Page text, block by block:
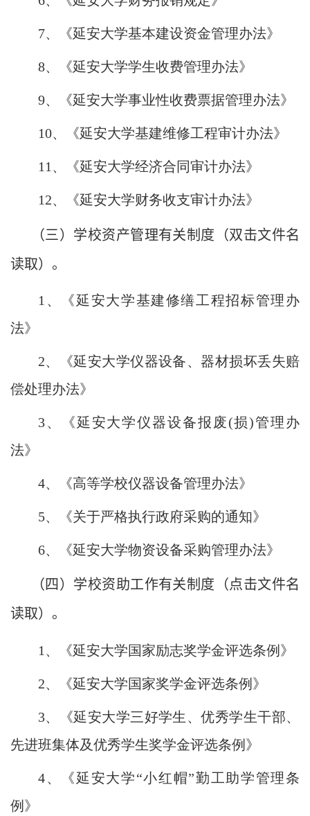
7、《延安大学基本建设资金管理办法》
8、《延安大学学生收费管理办法》
9、《延安大学事业性收费票据管理办法》
10、《延安大学基建维修工程审计办法》
11 、《延安大学经济合同审计办法》
12、《延安大学财务收支审计办法》
（三）学校资产管理有关制度（双击文件名
读取）。
1 、《延安大学基建修缮工程招标管理办
法》
2、《延安大学仪器设备、器材损坏丢失赔
偿处理办法》
3、《延安大学仪器设备报废(损)管理办
法》
4、《高等学校仪器设备管理办法》
5、《关于严格执行政府采购的通知》
6、《延安大学物资设备采购管理办法》
（四）学校资助工作有关制度（点击文件名
读取）。
1 、《延安大学国家励志奖学金评选条例》
2、《延安大学国家奖学金评选条例》
3、《延安大学三好学生、优秀学生干部、
先进班集体及优秀学生奖学金评选条例》
4、《延安大学“小红帽”勤工助学管理条
例》